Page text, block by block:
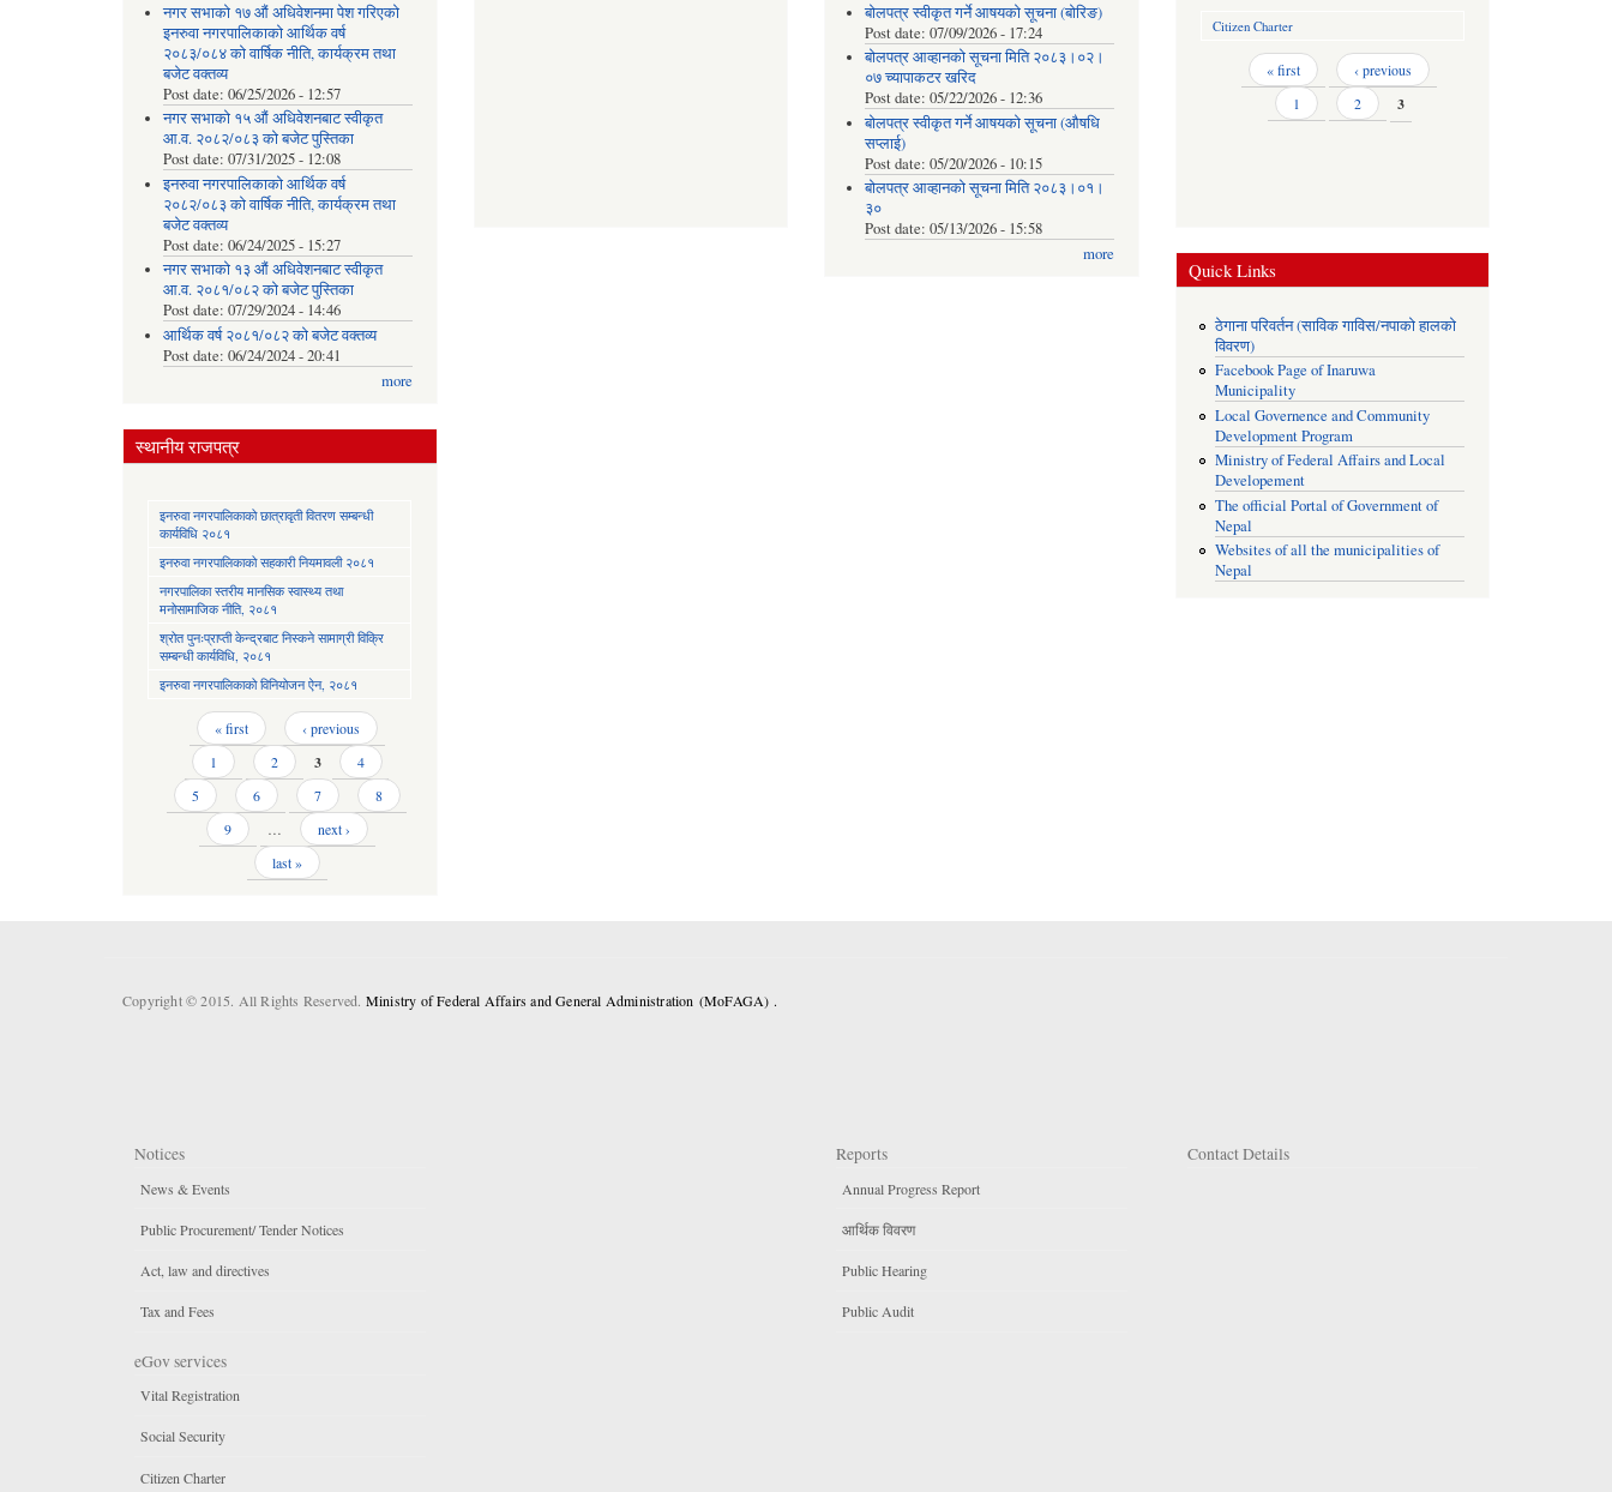
नगर सभाको १७ औं अधिवेशनमा पेश गरिएको
इनरुवा नगरपालिकाको आर्थिक वर्ष
२०८३/०८४ को वार्षिक नीति, कार्यक्रम तथा
बजेट वक्तव्य
Post date: 06/25/2026 - 12:57
नगर सभाको १५ औं अधिवेशनबाट स्वीकृत
आ.व. २०८२/०८३ को बजेट पुस्तिका
Post date: 07/31/2025 - 12:08
इनरुवा नगरपालिकाको आर्थिक वर्ष
२०८२/०८३ को वार्षिक नीति, कार्यक्रम तथा
बजेट वक्तव्य
Post date: 06/24/2025 - 15:27
नगर सभाको १३ औं अधिवेशनबाट स्वीकृत
आ.व. २०८१/०८२ को बजेट पुस्तिका
Post date: 07/29/2024 - 14:46
आर्थिक वर्ष २०८१/०८२ को बजेट वक्तव्य
Post date: 06/24/2024 - 20:41
more
स्थानीय राजपत्र
इनरुवा नगरपालिकाको छात्रावृती वितरण सम्बन्धी
कार्यविधि २०८१
इनरुवा नगरपालिकाको सहकारी नियमावली २०८१
नगरपालिका स्तरीय मानसिक स्वास्थ्य तथा
मनोसामाजिक नीति, २०८१
श्रोत पुनःप्राप्ती केन्द्रबाट निस्कने सामाग्री विक्रि
सम्बन्धी कार्यविधि, २०८१
इनरुवा नगरपालिकाको विनियोजन ऐन, २०८१
« first
‹ previous
1
2 3
4
5
6 7
8
9
…
next ›
last »
बोलपत्र स्वीकृत गर्ने आषयको सूचना (बोरिङ)
Post date: 07/09/2026 - 17:24
बोलपत्र आव्हानको सूचना मिति २०८३।०२।
०७ च्यापाकटर खरिद
Post date: 05/22/2026 - 12:36
बोलपत्र स्वीकृत गर्ने आषयको सूचना (औषधि
सप्लाई)
Post date: 05/20/2026 - 10:15
बोलपत्र आव्हानको सूचना मिति २०८३।०१।
३०
Post date: 05/13/2026 - 15:58
more
Citizen Charter
Pages « first
‹ previous
1
2 3
Quick Links
ठेगाना परिवर्तन (साविक गाविस/नपाको हालको
विवरण)
Facebook Page of Inaruwa
Municipality
Local Governence and Community
Development Program
Ministry of Federal Affairs and Local
Developement
The official Portal of Government of
Nepal
Websites of all the municipalities of
Nepal
Copyright © 2015. All Rights Reserved. Ministry of Federal Affairs and General Administration (MoFAGA) .
Notices
News & Events
Public Procurement/ Tender Notices
Act, law and directives
Tax and Fees
eGov services
Vital Registration
Social Security
Citizen Charter
Reports
Annual Progress Report
आर्थिक विवरण
Public Hearing
Public Audit
Contact Details